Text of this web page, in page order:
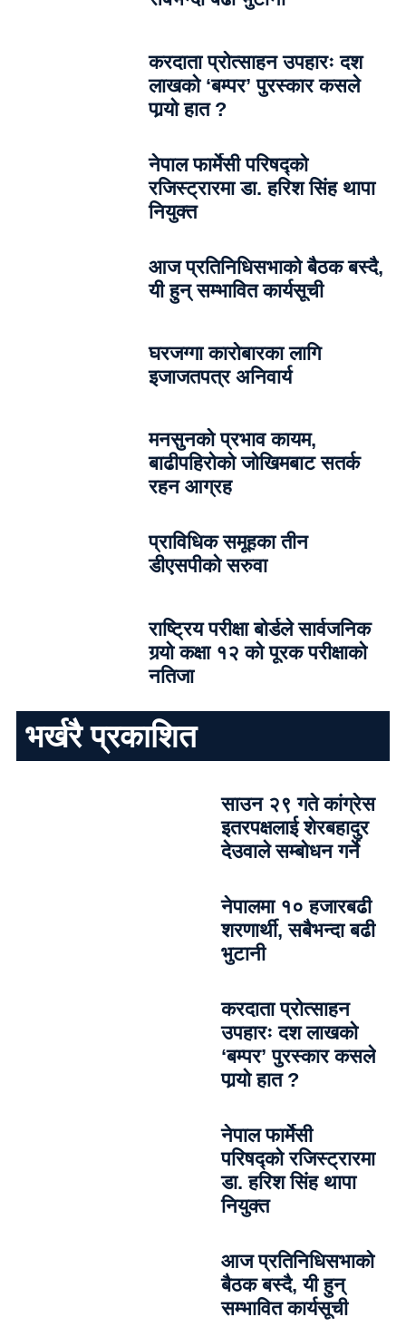
करदाता प्रोत्साहन उपहारः दश
लाखको ‘बम्पर’ पुरस्कार कसले
पार्‍याे हात ?
नेपाल फार्मेसी परिषद्को
रजिस्ट्रारमा डा. हरिश सिंह थापा
नियुक्त
आज प्रतिनिधिसभाको बैठक बस्दै,
यी हुन् सम्भावित कार्यसूची
घरजग्गा कारोबारका लागि
इजाजतपत्र अनिवार्य
मनसुनको प्रभाव कायम,
बाढीपहिरोको जोखिमबाट सतर्क
रहन आग्रह
प्राविधिक समूहका तीन
डीएसपीको सरुवा
राष्ट्रिय परीक्षा बोर्डले सार्वजनिक
गर्‍यो कक्षा १२ को पूरक परीक्षाको
नतिजा
भर्खरै प्रकाशित
साउन २९ गते कांग्रेस
इतरपक्षलाई शेरबहादुर
देउवाले सम्बोधन गर्ने
नेपालमा १० हजारबढी
शरणार्थी, सबैभन्दा बढी
भुटानी
करदाता प्रोत्साहन
उपहारः दश लाखको
‘बम्पर’ पुरस्कार कसले
पार्‍याे हात ?
नेपाल फार्मेसी
परिषद्को रजिस्ट्रारमा
डा. हरिश सिंह थापा
नियुक्त
आज प्रतिनिधिसभाको
बैठक बस्दै, यी हुन्
सम्भावित कार्यसूची